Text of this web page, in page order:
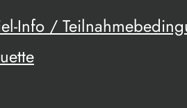
Info /